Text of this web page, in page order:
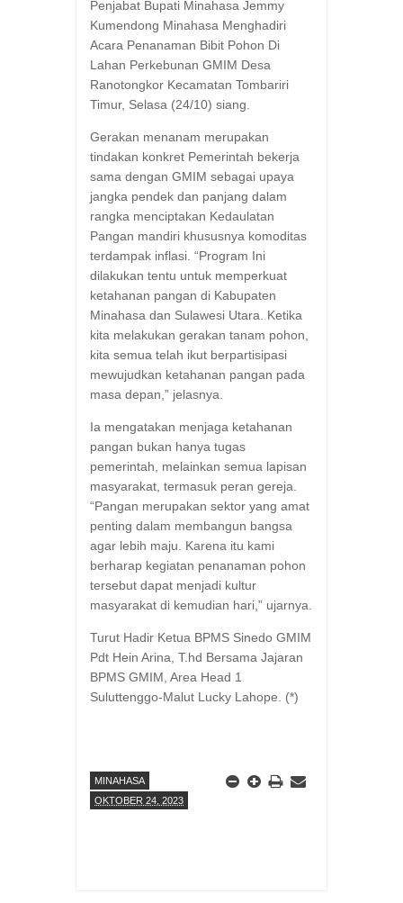
Penjabat Bupati Minahasa Jemmy
Kumendong Minahasa Menghadiri
Acara Penanaman Bibit Pohon Di
Lahan Perkebunan GMIM Desa
Ranotongkor Kecamatan Tombariri
Timur, Selasa (24/10) siang.
Gerakan menanam merupakan
tindakan konkret Pemerintah bekerja
sama dengan GMIM sebagai upaya
jangka pendek dan panjang dalam
rangka menciptakan Kedaulatan
Pangan mandiri khususnya komoditas
terdampak inflasi. “Program Ini
dilakukan tentu untuk memperkuat
ketahanan pangan di Kabupaten
Minahasa dan Sulawesi Utara. Ketika
kita melakukan gerakan tanam pohon,
kita semua telah ikut berpartisipasi
mewujudkan ketahanan pangan pada
masa depan,” jelasnya.
Ia mengatakan menjaga ketahanan
pangan bukan hanya tugas
pemerintah, melainkan semua lapisan
masyarakat, termasuk peran gereja.
“Pangan merupakan sektor yang amat
penting dalam membangun bangsa
agar lebih maju. Karena itu kami
berharap kegiatan penanaman pohon
tersebut dapat menjadi kultur
masyarakat di kemudian hari,” ujarnya.
Turut Hadir Ketua BPMS Sinedo GMIM
Pdt Hein Arina, T.hd Bersama Jajaran
BPMS GMIM, Area Head 1
Suluttenggo-Malut Lucky Lahope. (*)
MINAHASA
OKTOBER 24, 2023